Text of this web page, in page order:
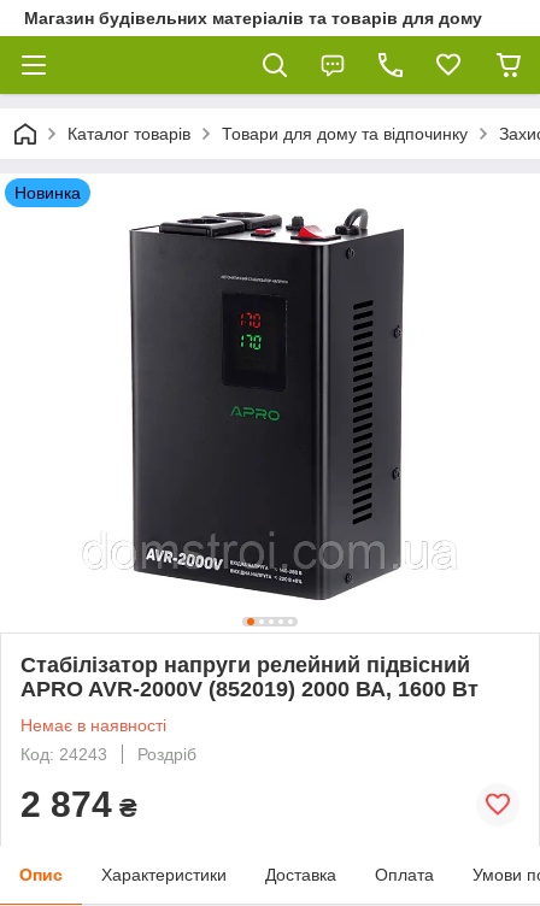
Магазин будівельних матеріалів та товарів для дому
Каталог товарів Товари для дому та відпочинку
Новинка
Стабілізатор напруги релейний підвісний
APRO AVR-2000V (852019) 2000 ВА, 1600 Вт
Немає в наявності
Код: 24243
Роздріб
2 874 ₴
Опис Характеристики Доставка Оплата Умови